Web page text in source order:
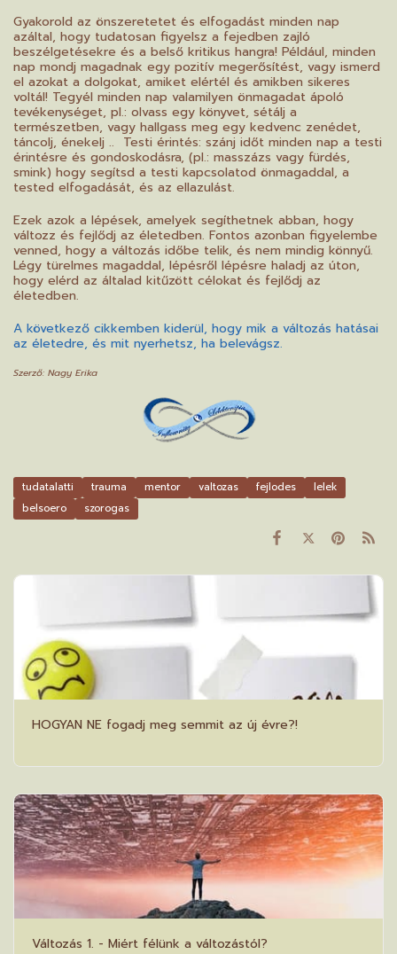
Gyakorold az önszeretetet és elfogadást minden nap
azáltal, hogy tudatosan figyelsz a fejedben zajló
beszélgetésekre és a belső kritikus hangra! Például, minden
nap mondj magadnak egy pozitív megerősítést, vagy ismerd
el azokat a dolgokat, amiket elértél és amikben sikeres
voltál! Tegyél minden nap valamilyen önmagadat ápoló
tevékenységet, pl.: olvass egy könyvet, sétálj a
természetben, vagy hallgass meg egy kedvenc zenédet,
táncolj, énekelj .. Testi érintés: szánj időt minden nap a testi
érintésre és gondoskodásra, (pl.: masszázs vagy fürdés,
smink) hogy segítsd a testi kapcsolatod önmagaddal, a
tested elfogadását, és az ellazulást.
Ezek azok a lépések, amelyek segíthetnek abban, hogy
változz és fejlődj az életedben. Fontos azonban figyelembe
venned, hogy a változás időbe telik, és nem mindig könnyű.
Légy türelmes magaddal, lépésről lépésre haladj az úton,
hogy elérd az általad kitűzött célokat és fejlődj az
életedben.
A következő cikkemben kiderül, hogy mik a változás hatásai
az életedre, és mit nyerhetsz, ha belevágsz.
Szerző: Nagy Erika
tudatalatti trauma mentor valtozas fejlodes
lelek
belsoero
szorogas
HOGYAN NE fogadj meg semmit az új évre?!
Változás 1. - Miért félünk a változástól?